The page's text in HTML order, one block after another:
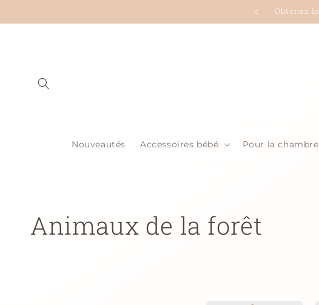
au
Nouveautés Accessoires bébé Pour la chambre
C
Animaux de la forêt